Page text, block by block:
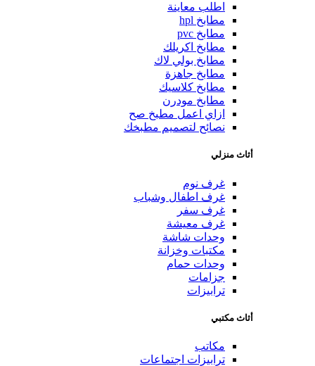
اطلب معاينة
مطابخ hpl
مطابخ pvc
مطابخ اكريلك
مطابخ بولي لاك
مطابخ جاهزة
مطابخ كلاسيك
مطابخ مودرن
ازاي اعمل مطبخ صح
نصائح لتصميم مطبخك
أثاث منزلي
غرف نوم
غرف اطفال وشباب
غرف سفر
غرف معيشة
وحدات شاشة
مكتبات وخزانة
وحدات حمام
جزامات
ترابيزات
أثاث مكتبي
مكاتب
ترابيزات اجتماعات